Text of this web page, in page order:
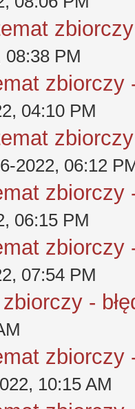
08:38 PM
zbiorczy
04:10 PM
2022, 06:12
zbiorczy
06:15 PM
zbiorczy
07:54 PM
-
zbiorczy
10:15 AM